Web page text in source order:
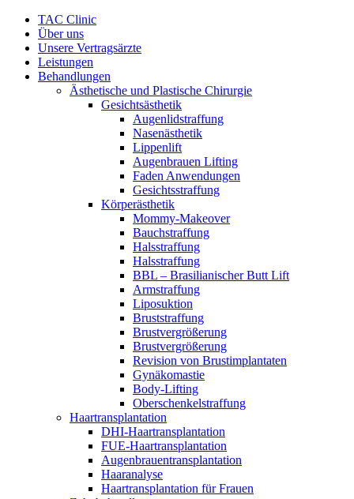
Zum
Inhalt
springen
TAC Clinic
Über uns
Unsere Vertragsärzte
Leistungen
Behandlungen
Ästhetische und Plastische Chirurgie
Gesichtsästhetik
Augenlidstraffung
Nasenästhetik
Lippenlift
Augenbrauen Lifting
Faden Anwendungen
Gesichtsstraffung
Körperästhetik
Mommy-Makeover
Bauchstraffung
Halsstraffung
Halsstraffung
BBL – Brasilianischer Butt Lift
Armstraffung
Liposuktion
Bruststraffung
Brustvergrößerung
Brustvergrößerung
Revision von Brustimplantaten
Gynäkomastie
Body-Lifting
Oberschenkelstraffung
Haartransplantation
DHI-Haartransplantation
FUE-Haartransplantation
Augenbrauentransplantation
Haaranalyse
Haartransplantation für Frauen